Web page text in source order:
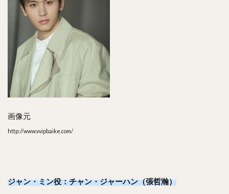
画像元
http://www.vvipbaike.com/
ジャン・ミン役：チャン・ジャーハン（張哲瀚）